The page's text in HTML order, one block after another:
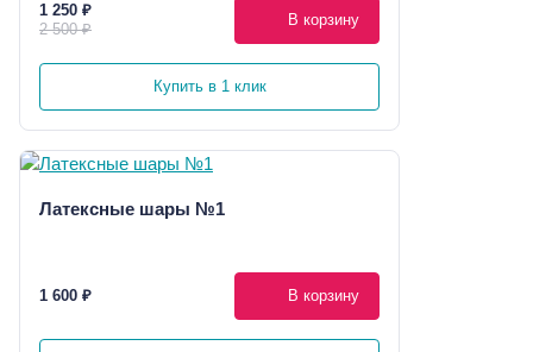
1 250 ₽
2 500 ₽
В корзину
Купить в 1 клик
Латексные шары №1
1 600 ₽ В корзину